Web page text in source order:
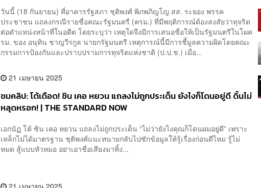
วันนี้ (18 กันยายน) ที่อาคารรัฐสภา ชุติพงศ์ พิภพภิญโญ สส. ระยอง พรรค
ประชาชน แถลงกรณีรายชื่อคณะรัฐมนตรี (ครม.) ที่มีพฤติการณ์ต้องสงสัยว่าทุจริต
ต่อตำแหน่งหน้าที่ในอดีต โดยระบุว่า เหตุใดจึงมีการเสนอชื่อให้เป็นรัฐมนตรีในโผค
รม. ของ อนุทิน ชาญวีรกูล นายกรัฐมนตรี เหตุการณ์นี้มีการชี้มูลความผิดโดยคณะ
กรรมการป้องกันและปราบปรามการทุจริตแห่งชาติ (ป.ป.ช.) เมื่อ...
21 เมษายน 2025
ชมคลิป: โต้เดือด! ซิน เคอ หยวน แถลงไม่ถูกประเด็น ยังไงก็โดนอยู่ดี ดิ้นไม่
หลุดหรอก! | THE STANDARD NOW
เอกนัฏ โต้ ซิน เคอ หยวน แถลงไม่ถูกประเด็น “ไม่ว่ายังไงคุณก็โดนผมอยู่ดี” เพราะ
เหล็กไม่ได้มาตรฐาน ชุติพงศ์แนะทนายกลับไปซักข้อมูลให้รู้เรื่องก่อนดีไหม รู้ไม่
หมด สู้แบบหัวหมอ อย่าเอาชื่อเสียงมาทิ้ง...
21 เมษายน 2025